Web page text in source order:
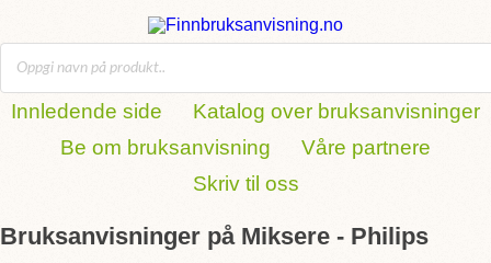
Innledende side
Katalog over bruksanvisninger
Be om bruksanvisning
Våre partnere
Skriv til oss
Bruksanvisninger på Miksere - Philips